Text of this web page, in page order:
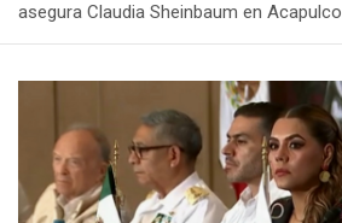
asegura Claudia Sheinbaum en Acapulco